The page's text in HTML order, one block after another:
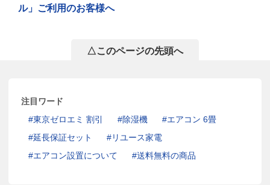
ル」ご利用のお客様へ
△このページの先頭へ
注目ワード
東京ゼロエミ 割引
除湿機
エアコン 6畳
延長保証セット
リユース家電
エアコン設置について
送料無料の商品